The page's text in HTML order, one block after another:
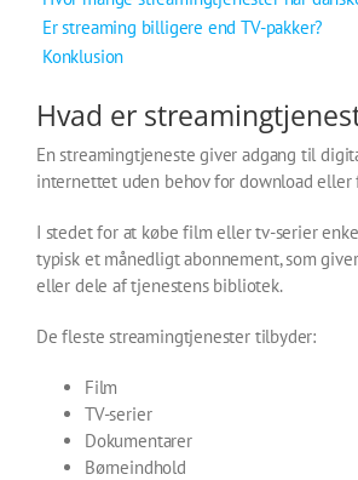
Er streaming billigere end TV-pakker?
Konklusion
Hvad er
En streamingtjeneste giver adgang til
internettet uden behov for download eller
I stedet for at købe film eller tv-serier
typisk et månedligt abonnement, som
eller dele af tjenestens bibliotek.
De fleste streamingtjenester tilbyder:
Film
TV-serier
Dokumentarer
Børneindhold